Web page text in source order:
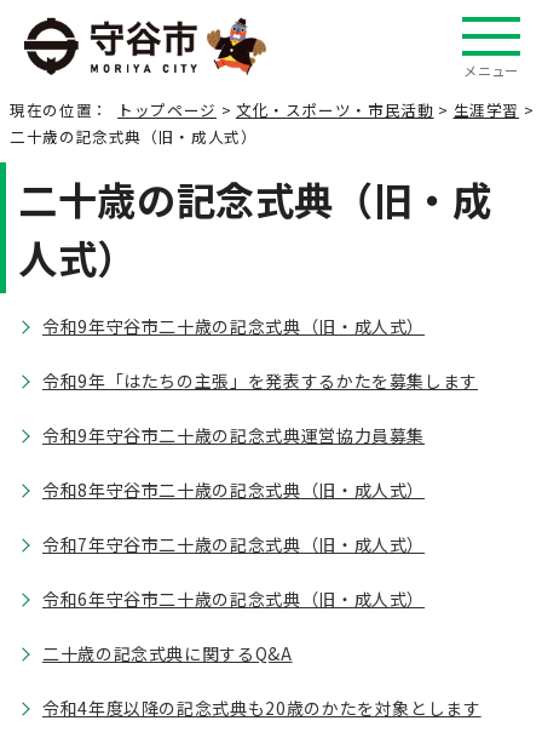
メニュー
現在の位置： トップページ > 文化・スポーツ・市民活動 > 生涯学習 >
二十歳の記念式典（旧・成人式）
二十歳の記念式典（旧・成
人式）
令和9年守谷市二十歳の記念式典（旧・成人式）
令和9年「はたちの主張」を発表するかたを募集します
令和9年守谷市二十歳の記念式典運営協力員募集
令和8年守谷市二十歳の記念式典（旧・成人式）
令和7年守谷市二十歳の記念式典（旧・成人式）
令和6年守谷市二十歳の記念式典（旧・成人式）
二十歳の記念式典に関するQ&A
令和4年度以降の記念式典も20歳のかたを対象とします